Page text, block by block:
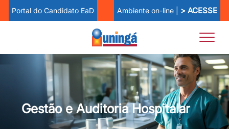
Portal do Candidato EaD Ambiente on-line | > ACESSE
Gestão e Auditoria Hospitalar